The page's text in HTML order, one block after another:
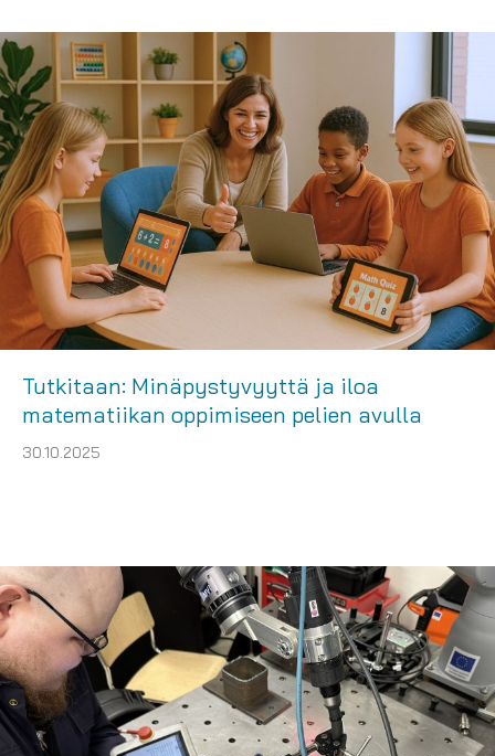
Tutkitaan: Minäpystyvyyttä ja iloa
matematiikan oppimiseen pelien avulla
30.10.2025